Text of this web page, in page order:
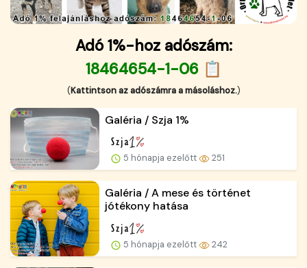
Adó 1%-hoz adószám:
18464654-1-06 📋
(Kattintson az adószámra a másoláshoz.)
Galéria / Szja 1%
5 hónapja ezelőtt 251
Galéria / A mese és történet
jótékony hatása
5 hónapja ezelőtt 242